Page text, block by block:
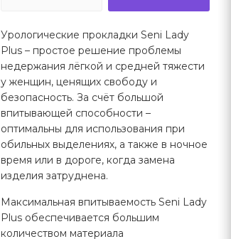
Урологические прокладки Seni Lady
Plus – простое решение проблемы
недержания лёгкой и средней тяжести
у женщин, ценящих свободу и
безопасность. За счёт большой
впитывающей способности –
оптимальны для использования при
обильных выделениях, а также в ночное
время или в дороге, когда замена
изделия затруднена.
Максимальная впитываемость Seni Lady
Plus обеспечивается большим
количеством материала